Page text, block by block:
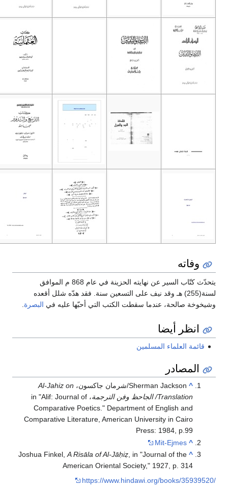
وفاته
يتحدّث كتّاب السير عن نهايته الحزينة في عام 868 م الموافق
لسنة(255) هـ وقد نيف على التسعين سنة. فقد هدّه شلل أقعده
وشيخوخة صالحة، عندما سقطت الكتب التي أحبّها عليه في البصرة.
انظر أيضا
قائمة العلماء المسلمين
المصادر
^ Sherman Jackson/شرمان جاكسون،
Al-Jahiz on
Translation/ الجاحظ وفن الترجمة
، in "Alif: Journal of
Comparative Poetics." Department of English and
Comparative Literature, American University in Cairo
Press: 1984, p.99
^
Mit-Ejmes
^
Joshua Finkel,A Risāla of Al-Jāḥiẓ , in "Journal of the
American Oriental Society," 1927, p. 314
https://www.hindawi.org/books/35939520/